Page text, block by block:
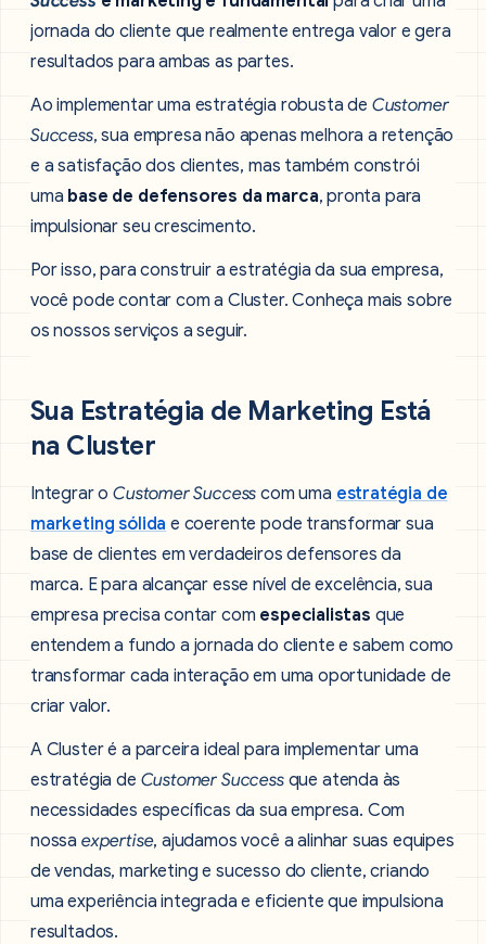
jornada do cliente que realmente entrega valor e gera
resultados para ambas as partes.
Ao implementar uma estratégia robusta de Customer
Success, sua empresa não apenas melhora a retenção
e a satisfação dos clientes, mas também constrói
uma base de defensores da marca, pronta para
impulsionar seu crescimento.
Por isso, para construir a estratégia da sua empresa,
você pode contar com a Cluster. Conheça mais sobre
os nossos serviços a seguir.
Sua Estratégia de Marketing Está
na Cluster
Integrar o Customer Success com uma estratégia de
marketing sólida e coerente pode transformar sua
base de clientes em verdadeiros defensores da
marca. E para alcançar esse nível de excelência, sua
empresa precisa contar com especialistas que
entendem a fundo a jornada do cliente e sabem como
transformar cada interação em uma oportunidade de
criar valor.
A Cluster é a parceira ideal para implementar uma
estratégia de Customer Success que atenda às
necessidades específicas da sua empresa. Com
nossa expertise, ajudamos você a alinhar suas equipes
de vendas, marketing e sucesso do cliente, criando
uma experiência integrada e eficiente que impulsiona
resultados.